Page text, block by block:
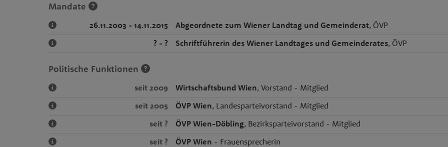
Mandate
26.11.2003 - 14.11.2015 Abgeordnete zum Wiener Landtag und Gemeinderat, ÖVP
? - ?
Schriftführerin des Wiener Landtages und Gemeinderates, ÖVP
Politische Funktionen
seit 2009 Wirtschaftsbund Wien, Vorstand - Mitglied
seit 2005
ÖVP Wien, Landesparteivorstand - Mitglied
seit ?
ÖVP Wien-Döbling, Bezirksparteivorstand - Mitglied
seit ?
ÖVP Wien - Frauensprecherin